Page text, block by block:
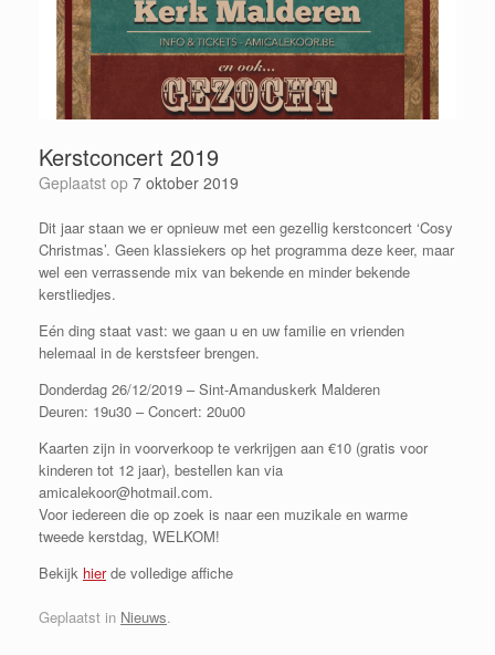
Kerstconcert 2019
Geplaatst op 7 oktober 2019
Dit jaar staan we er opnieuw met een gezellig kerstconcert ‘Cosy
Christmas’. Geen klassiekers op het programma deze keer, maar
wel een verrassende mix van bekende en minder bekende
kerstliedjes.
Eén ding staat vast: we gaan u en uw familie en vrienden
helemaal in de kerstsfeer brengen.
Donderdag 26/12/2019 – Sint-Amanduskerk Malderen
Deuren: 19u30 – Concert: 20u00
Kaarten zijn in voorverkoop te verkrijgen aan €10 (gratis voor
kinderen tot 12 jaar), bestellen kan via
amicalekoor@hotmail.com.
Voor iedereen die op zoek is naar een muzikale en warme
tweede kerstdag, WELKOM!
Bekijk hierde volledige affiche
Geplaatst in Nieuws.